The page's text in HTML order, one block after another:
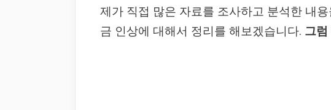
제가 직접 많은 자료를 조사하고 분석한 내
금 인상에 대해서 정리를 해보겠습니다. 그